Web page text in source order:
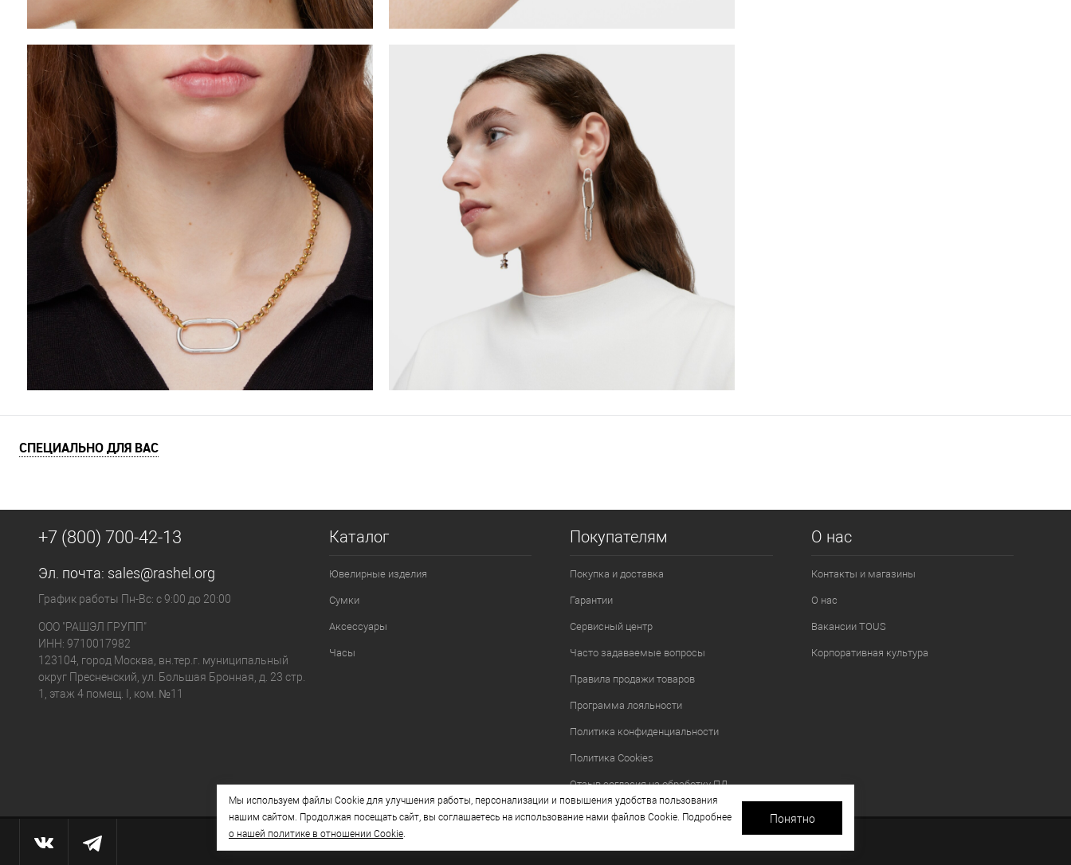
СПЕЦИАЛЬНО ДЛЯ ВАС
Каталог
Ювелирные изделия
Сумки
Аксессуары
Часы
Покупателям
Покупка и доставка
Гарантии
Сервисный центр
Часто задаваемые вопросы
Правила продажи товаров
Программа лояльности
Политика конфиденциальности
Политика Cookies
Отзыв согласия на обработку ПД
О нас
Контакты и магазины
О нас
Вакансии TOUS
Корпоративная культура
+7 (800) 700-42-13
Эл. почта: sales@rashel.org
График работы Пн-Вс: с 9:00 до 20:00
ООО "РАШЭЛ ГРУПП"
ИНН: 9710017982
123104, город Москва, вн.тер.г. муниципальный
округ Пресненский, ул. Большая Бронная, д. 23 стр.
1, этаж 4 помещ. I, ком. №11
Мы используем файлы Cookie для улучшения работы, персонализации и повышения удобства пользования
нашим сайтом. Продолжая посещать сайт, вы соглашаетесь на использование нами файлов Cookie. Подробнее
о нашей политике в отношении Cookie.
Понятно